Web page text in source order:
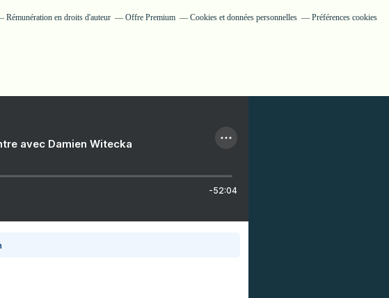
Rémunération en droits d'auteur Offre Premium Cookies et données personnelles Préférences cookies
avec Damien Witecka
-52:04